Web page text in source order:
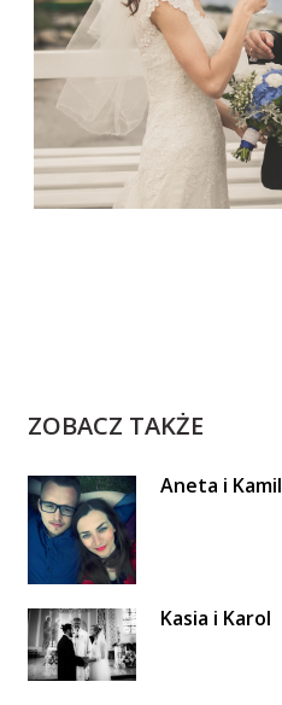
ZOBACZ TAKŻE
Aneta i Kamil
Kasia i Karol